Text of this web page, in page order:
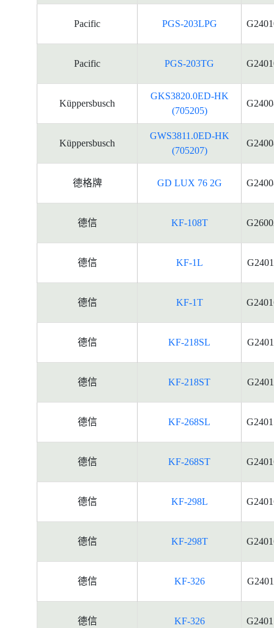
Pacific PGS-203LPG
Pacific PGS-203TG
Küppersbusch
GKS3820.0ED-HK
(705205)
Küppersbusch
GWS3811.0ED-HK
(705207)
德格牌 GD LUX 76 2G
德信 KF-108T
德信 KF-1L
德信 KF-1T
德信 KF-218SL
德信 KF-218ST
德信 KF-268SL
德信 KF-268ST
德信 KF-298L
德信 KF-298T
德信 KF-326
德信 KF-326